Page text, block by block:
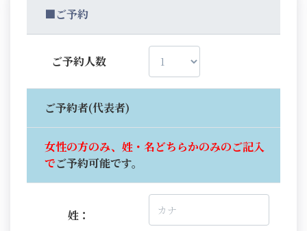
■ご予約
ご予約人数
ご予約者(代表者)
女性の方のみ、姓・名どちらかのみのご記入
でご予約可能です。
姓：